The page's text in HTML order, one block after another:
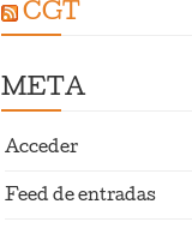
CGT
META
Acceder
Feed de entradas